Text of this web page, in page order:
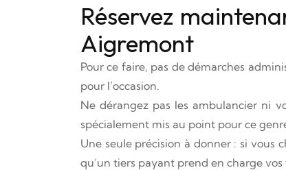
Réservez
Aigremont
Pour ce faire, pas de démarches
pour l’occasion.
Ne dérangez pas les ambulancier ni
spécialement mis au point pour ce
Une seule précision à donner : si vous
qu’un tiers payant prend en charge